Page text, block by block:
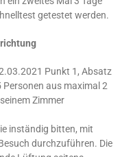
getestet werden.
Punkt 1, Absatz
aus maximal 2
Zimmer
inständig bitten, mit
durchzuführen. Die